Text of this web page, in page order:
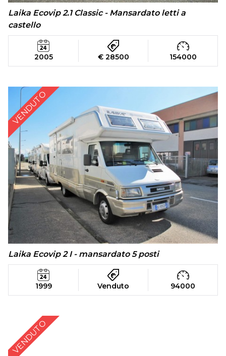
Laika Ecovip 2.1 Classic - Mansardato letti a
castello
2005 € 28500 154000
VENDUTO
Laika Ecovip 2 I - mansardato 5 posti
1999 Venduto 94000
VENDUTO